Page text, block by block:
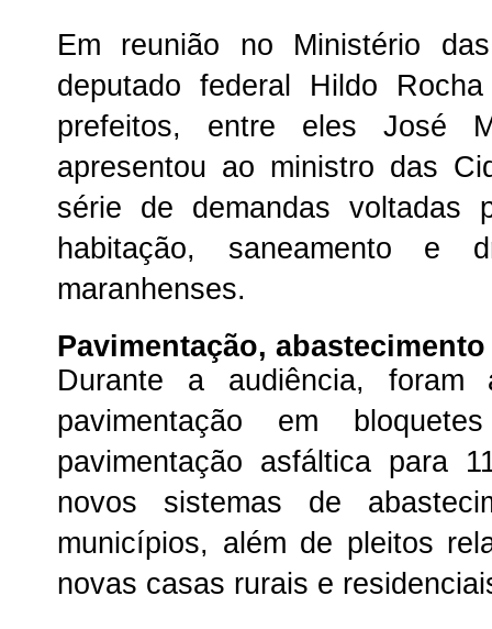
Em reunião no Ministério
deputado federal Hildo
prefeitos, entre eles José
apresentou ao ministro das
série de demandas voltadas
habitação, saneamento e
maranhenses.
Pavimentação,
Durante a audiência, foram
pavimentação em
pavimentação asfáltica para
novos sistemas de
municípios, além de pleitos
novas casas rurais e